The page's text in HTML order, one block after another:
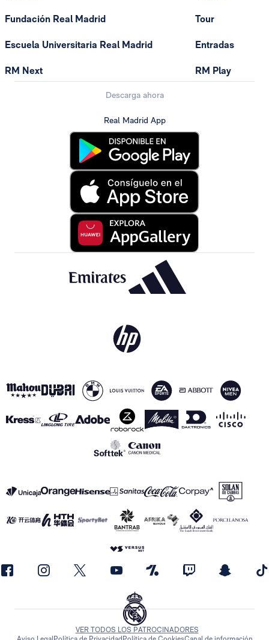
Fundación Real Madrid
Escuela Universitaria Real Madrid
RM Next
Tour
Entradas
RM Play
Descarga ahora
Real Madrid App
VER TODOS LOS PATROCINADORES